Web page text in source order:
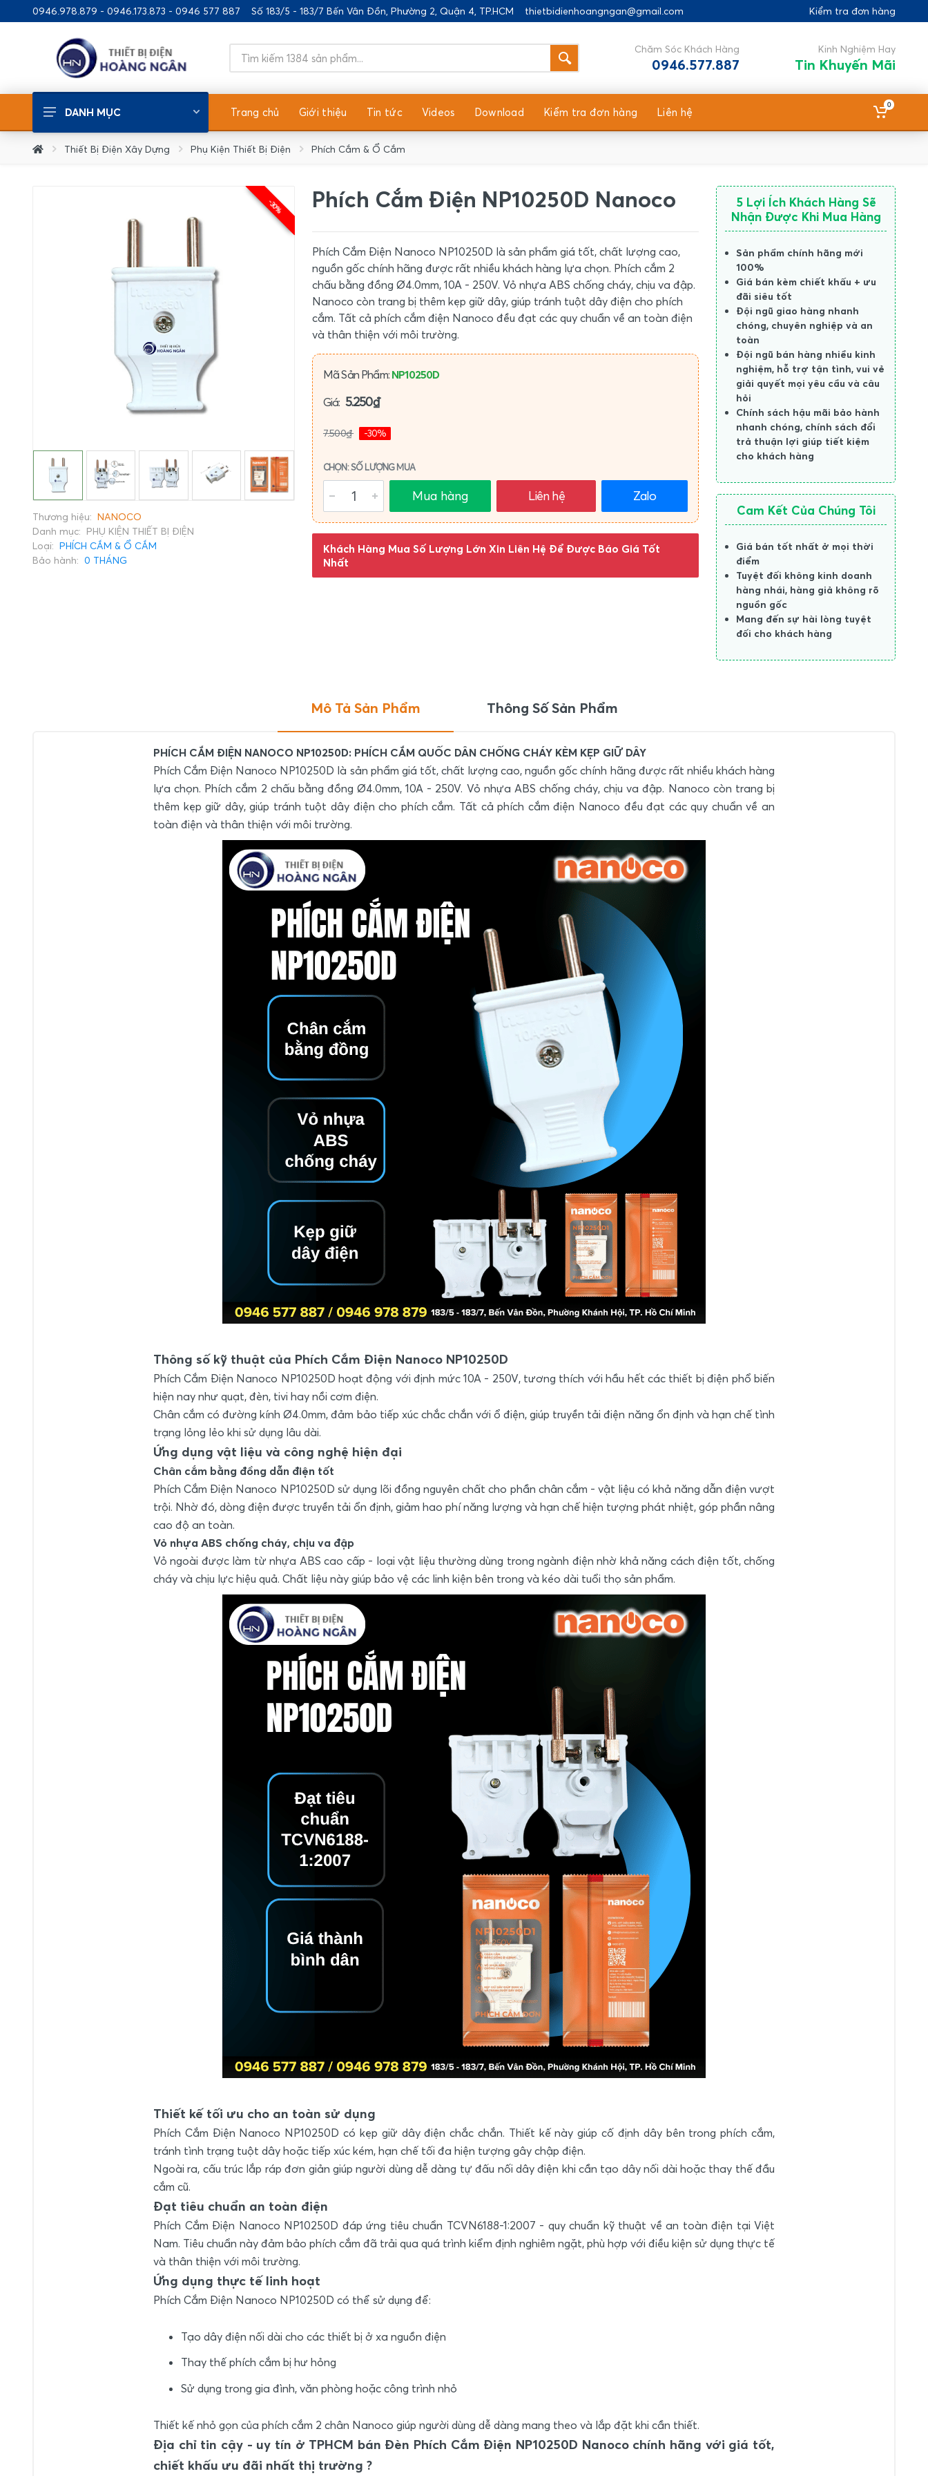
0946.978.879 - 0946.173.873 - 0946 577 887 Số 183/5 - 183/7 Bến Vân Đồn, Phường 2, Quận 4, TP.HCM thietbidienhoangngan@gmail.com Kiểm tra đơn hàng
Chăm Sóc Khách Hàng
0946.577.887
Kinh Nghiệm Hay
Tin Khuyến Mãi
Thiết Bị Điện Chiếu Sáng
Ống/Nẹp Nhựa - Phụ Kiện
Thiết Bị Nhà Bếp
DANH MỤC Trang chủ Giới thiệu Tin tức Videos Download Kiểm tra đơn hàng Liên hệ
0
Thiết Bị Điện Xây Dựng Phụ Kiện Thiết Bị Điện Phích Cắm & Ổ Cắm
-30%
Thương hiệu: NANOCO
Danh mục: PHỤ KIỆN THIẾT BỊ ĐIỆN
Loại: PHÍCH CẮM & Ổ CẮM
Bảo hành: 0 THÁNG
Phích Cắm Điện NP10250D Nanoco
Phích Cắm Điện Nanoco NP10250D là sản phẩm giá tốt, chất lượng cao,
nguồn gốc chính hãng được rất nhiều khách hàng lựa chọn. Phích cắm 2
chấu bằng đồng Ø4.0mm, 10A - 250V. Vỏ nhựa ABS chống cháy, chịu va đập.
Nanoco còn trang bị thêm kẹp giữ dây, giúp tránh tuột dây điện cho phích
cắm. Tất cả phích cắm điện Nanoco đều đạt các quy chuẩn về an toàn điện
và thân thiện với môi trường.
Mã Sản Phẩm: NP10250D
Giá: 5.250₫
7.500₫ -30%
CHỌN: SỐ LƯỢNG MUA
Mua hàng Liên hệ Zalo
Khách Hàng Mua Số Lượng Lớn Xin Liên Hệ Để Được Báo Giá Tốt
Nhất
5 Lợi Ích Khách Hàng Sẽ
Nhận Được Khi Mua Hàng
Sản phẩm chính hãng mới
100%
Giá bán kèm chiết khấu + ưu
đãi siêu tốt
Đội ngũ giao hàng nhanh
chóng, chuyên nghiệp và an
toàn
Đội ngũ bán hàng nhiều kinh
nghiệm, hỗ trợ tận tình, vui vẻ
giải quyết mọi yêu cầu và câu
hỏi
Chính sách hậu mãi bảo hành
nhanh chóng, chính sách đổi
trả thuận lợi giúp tiết kiệm
cho khách hàng
Cam Kết Của Chúng Tôi
Giá bán tốt nhất ở mọi thời
điểm
Tuyệt đối không kinh doanh
hàng nhái, hàng giả không rõ
nguồn gốc
Mang đến sự hài lòng tuyệt
đối cho khách hàng
Mô Tả Sản Phẩm Thông Số Sản Phẩm
PHÍCH CẮM ĐIỆN NANOCO NP10250D: PHÍCH CẮM QUỐC DÂN CHỐNG CHÁY KÈM KẸP GIỮ DÂY
Phích Cắm Điện Nanoco NP10250D là sản phẩm giá tốt, chất lượng cao, nguồn gốc chính hãng được rất nhiều khách hàng
lựa chọn. Phích cắm 2 chấu bằng đồng Ø4.0mm, 10A - 250V. Vỏ nhựa ABS chống cháy, chịu va đập. Nanoco còn trang bị
thêm kẹp giữ dây, giúp tránh tuột dây điện cho phích cắm. Tất cả phích cắm điện Nanoco đều đạt các quy chuẩn về an
toàn điện và thân thiện với môi trường.
Thông số kỹ thuật của Phích Cắm Điện Nanoco NP10250D
Phích Cắm Điện Nanoco NP10250D hoạt động với định mức 10A - 250V, tương thích với hầu hết các thiết bị điện phổ biến
hiện nay như quạt, đèn, tivi hay nồi cơm điện.
Chân cắm có đường kính Ø4.0mm, đảm bảo tiếp xúc chắc chắn với ổ điện, giúp truyền tải điện năng ổn định và hạn chế tình
trạng lỏng lẻo khi sử dụng lâu dài.
Ứng dụng vật liệu và công nghệ hiện đại
Chân cắm bằng đồng dẫn điện tốt
Phích Cắm Điện Nanoco NP10250D sử dụng lõi đồng nguyên chất cho phần chân cắm - vật liệu có khả năng dẫn điện vượt
trội. Nhờ đó, dòng điện được truyền tải ổn định, giảm hao phí năng lượng và hạn chế hiện tượng phát nhiệt, góp phần nâng
cao độ an toàn.
Vỏ nhựa ABS chống cháy, chịu va đập
Vỏ ngoài được làm từ nhựa ABS cao cấp - loại vật liệu thường dùng trong ngành điện nhờ khả năng cách điện tốt, chống
cháy và chịu lực hiệu quả. Chất liệu này giúp bảo vệ các linh kiện bên trong và kéo dài tuổi thọ sản phẩm.
Thiết kế tối ưu cho an toàn sử dụng
Phích Cắm Điện Nanoco NP10250D có kẹp giữ dây điện chắc chắn. Thiết kế này giúp cố định dây bên trong phích cắm,
tránh tình trạng tuột dây hoặc tiếp xúc kém, hạn chế tối đa hiện tượng gây chập điện.
Ngoài ra, cấu trúc lắp ráp đơn giản giúp người dùng dễ dàng tự đấu nối dây điện khi cần tạo dây nối dài hoặc thay thế đầu
cắm cũ.
Đạt tiêu chuẩn an toàn điện
Phích Cắm Điện Nanoco NP10250D đáp ứng tiêu chuẩn TCVN6188-1:2007 - quy chuẩn kỹ thuật về an toàn điện tại Việt
Nam. Tiêu chuẩn này đảm bảo phích cắm đã trải qua quá trình kiểm định nghiêm ngặt, phù hợp với điều kiện sử dụng thực tế
và thân thiện với môi trường.
Ứng dụng thực tế linh hoạt
Phích Cắm Điện Nanoco NP10250D có thể sử dụng để:
Tạo dây điện nối dài cho các thiết bị ở xa nguồn điện
Thay thế phích cắm bị hư hỏng
Sử dụng trong gia đình, văn phòng hoặc công trình nhỏ
Thiết kế nhỏ gọn của phích cắm 2 chân Nanoco giúp người dùng dễ dàng mang theo và lắp đặt khi cần thiết.
Địa chỉ tin cậy - uy tín ở TPHCM bán Đèn Phích Cắm Điện NP10250D Nanoco chính hãng với giá tốt,
chiết khấu ưu đãi nhất thị trường ?